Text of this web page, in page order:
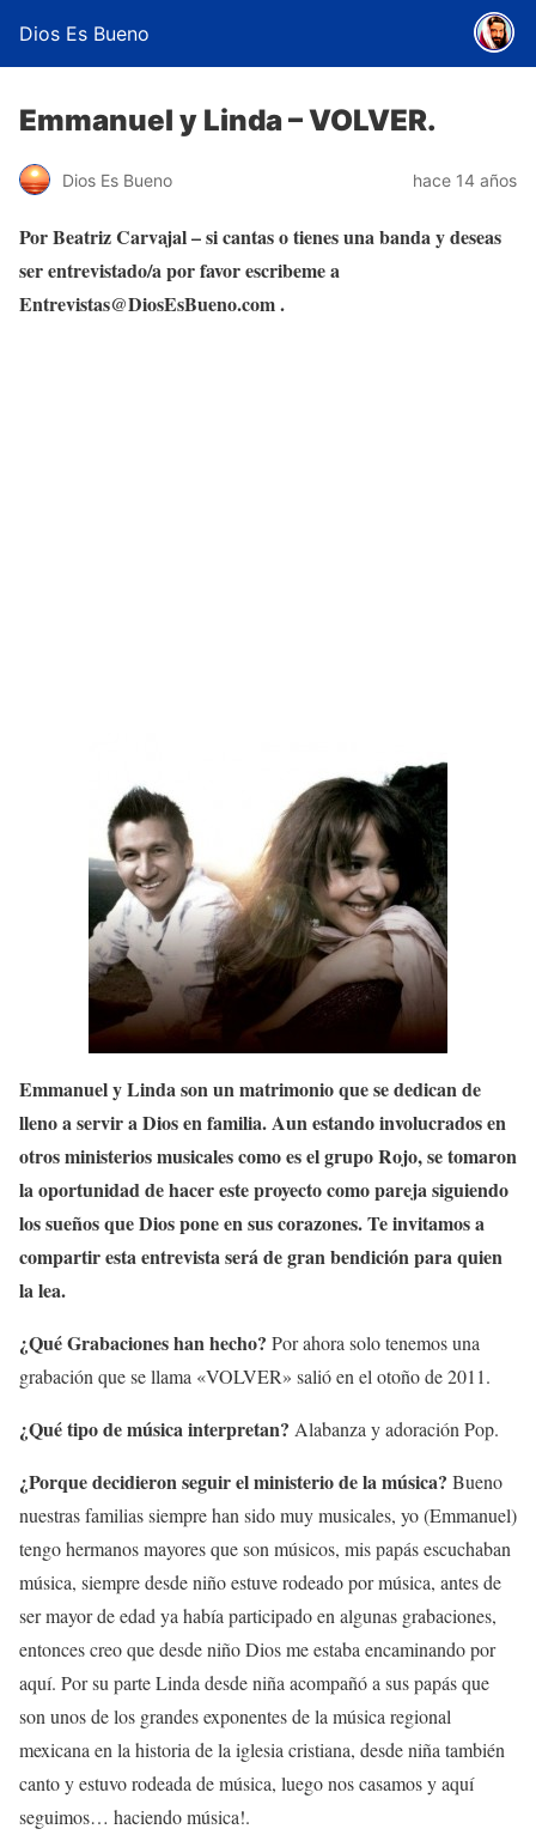
Dios Es Bueno
Emmanuel y Linda – VOLVER.
Dios Es Bueno hace 14 años
Por Beatriz Carvajal – si cantas o tienes una banda y deseas
ser entrevistado/a por favor escribeme a
Entrevistas@DiosEsBueno.com .
Emmanuel y Linda son un matrimonio que se dedican de
lleno a servir a Dios en familia. Aun estando involucrados en
otros ministerios musicales como es el grupo Rojo, se tomaron
la oportunidad de hacer este proyecto como pareja siguiendo
los sueños que Dios pone en sus corazones. Te invitamos a
compartir esta entrevista será de gran bendición para quien
la lea.
¿Qué Grabaciones han hecho? Por ahora solo tenemos una
grabación que se llama «VOLVER» salió en el otoño de 2011.
¿Qué tipo de música interpretan? Alabanza y adoración Pop.
¿Porque decidieron seguir el ministerio de la música? Bueno
nuestras familias siempre han sido muy musicales, yo (Emmanuel)
tengo hermanos mayores que son músicos, mis papás escuchaban
música, siempre desde niño estuve rodeado por música, antes de
ser mayor de edad ya había participado en algunas grabaciones,
entonces creo que desde niño Dios me estaba encaminando por
aquí. Por su parte Linda desde niña acompañó a sus papás que
son unos de los grandes exponentes de la música regional
mexicana en la historia de la iglesia cristiana, desde niña también
canto y estuvo rodeada de música, luego nos casamos y aquí
seguimos… haciendo música!.